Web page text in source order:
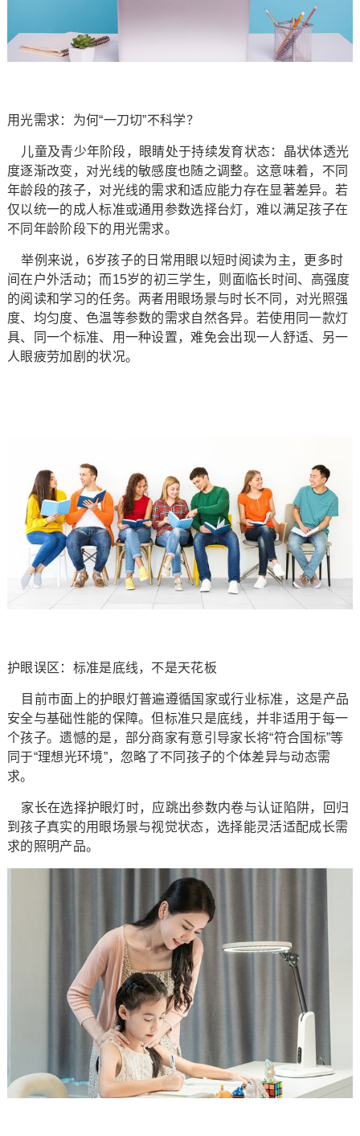
用光需求：为何“一刀切”不科学？
儿童及青少年阶段，眼睛处于持续发育状态：晶状体透光
度逐渐改变，对光线的敏感度也随之调整。这意味着，不同
年龄段的孩子，对光线的需求和适应能力存在显著差异。若
仅以统一的成人标准或通用参数选择台灯，难以满足孩子在
不同年龄阶段下的用光需求。
举例来说，6岁孩子的日常用眼以短时阅读为主，更多时
间在户外活动；而15岁的初三学生，则面临长时间、高强度
的阅读和学习的任务。两者用眼场景与时长不同，对光照强
度、均匀度、色温等参数的需求自然各异。若使用同一款灯
具、同一个标准、用一种设置，难免会出现一人舒适、另一
人眼疲劳加剧的状况。
护眼误区：标准是底线，不是天花板
目前市面上的护眼灯普遍遵循国家或行业标准，这是产品
安全与基础性能的保障。但标准只是底线，并非适用于每一
个孩子。遗憾的是，部分商家有意引导家长将“符合国标”等
同于“理想光环境”，忽略了不同孩子的个体差异与动态需
求。
家长在选择护眼灯时，应跳出参数内卷与认证陷阱，回归
到孩子真实的用眼场景与视觉状态，选择能灵活适配成长需
求的照明产品。